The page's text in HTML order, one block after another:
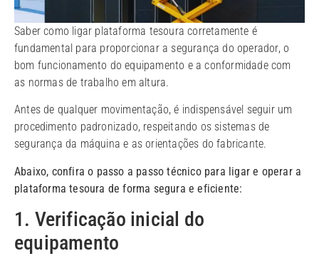
Saber como ligar plataforma tesoura corretamente é
fundamental para proporcionar a segurança do operador, o
bom funcionamento do equipamento e a conformidade com
as normas de trabalho em altura.
Antes de qualquer movimentação, é indispensável seguir um
procedimento padronizado, respeitando os sistemas de
segurança da máquina e as orientações do fabricante.
Abaixo, confira o passo a passo técnico para ligar e operar a
plataforma tesoura de forma segura e eficiente:
1. Verificação inicial do
equipamento